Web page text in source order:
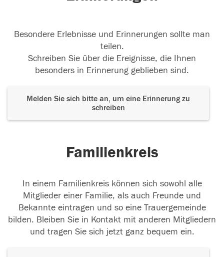
Besondere Erlebnisse und Erinnerungen sollte man
teilen.
Schreiben Sie über die Ereignisse, die Ihnen
besonders in Erinnerung geblieben sind.
Melden Sie sich bitte an, um eine Erinnerung zu
schreiben
Familienkreis
In einem Familienkreis können sich sowohl alle
Mitglieder einer Familie, als auch Freunde und
Bekannte eintragen und so eine Trauergemeinde
bilden. Bleiben Sie in Kontakt mit anderen Mitgliedern
und tragen Sie sich jetzt ganz bequem ein.